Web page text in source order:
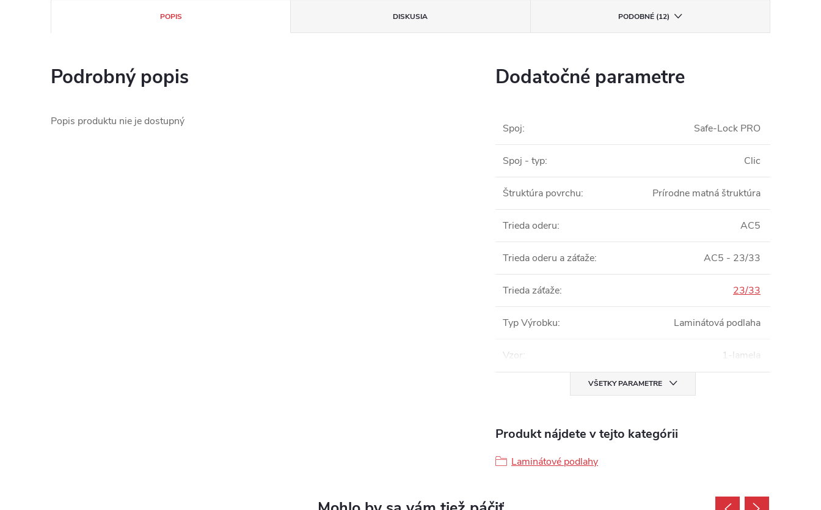
POPIS DISKUSIA PODOBNÉ (12)
Podrobný popis
Popis produktu nie je dostupný
Dodatočné parametre
Spoj: Safe-Lock PRO
Spoj - typ: Clic
Štruktúra povrchu: Prírodne matná štruktúra
Trieda oderu: AC5
Trieda oderu a záťaže: AC5 - 23/33
Trieda záťaže: 23/33
Typ Výrobku: Laminátová podlaha
Vzor: 1-lamela
VŠETKY PARAMETRE
Produkt nájdete v tejto kategórii
Laminátové podlahy